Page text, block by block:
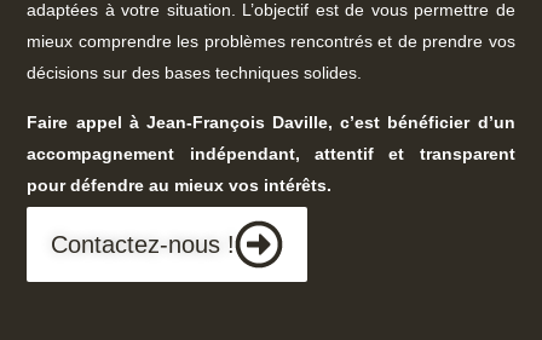
adaptées à votre situation. L’objectif est de vous permettre de
mieux comprendre les problèmes rencontrés et de prendre vos
décisions sur des bases techniques solides.
Faire appel à Jean-François Daville, c’est bénéficier d’un
accompagnement indépendant, attentif et transparent
pour défendre au mieux vos intérêts.
Contactez-nous !